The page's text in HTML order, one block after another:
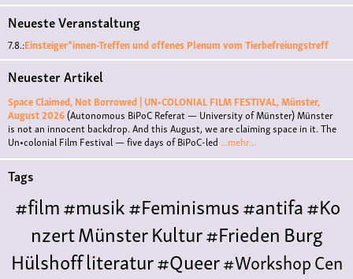
Neueste Veranstaltung
7.8.:Einsteiger*innen-Treffen und offenes Plenum vom Tierbefreiungstreff
Neuester Artikel
Space Claimed, Not Borrowed | UN•COLONIAL FILM FESTIVAL, Münster,
August 2026(Autonomous BiPoC Referat — University of Münster)Münster
is not an innocent backdrop. And this August, we are claiming space in it. The
Un•colonial Film Festival — five days of BiPoC-led ...mehr...
Tags
#film#musik#Feminismus#antifa#Ko
nzertMünsterKultur#FriedenBurg
Hülshoffliteratur#Queer#WorkshopCen